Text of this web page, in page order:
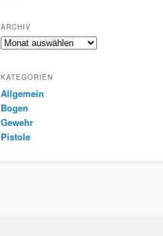
ARCHIV
Archiv
KATEGORIEN
Allgemein
Bogen
Gewehr
Pistole